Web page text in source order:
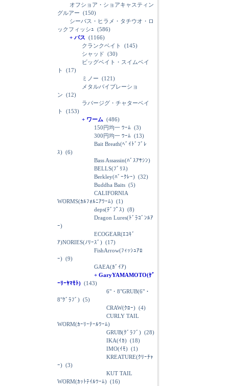
オフショア・ショアキャスティン
グルアー (150)
シーバス・ヒラメ・タチウオ・ロ
ックフィッシｭ (586)
+ バス (1166)
クランクベイト
(145)
シャッド (30)
ビッグベイト・スイムベイ
ト
(17)
ミノー (121)
メタルバイブレーショ
ン (12)
ラバージグ・チャターベイ
ト
(153)
+ ワーム (486)
150円均一 ﾜｰﾑ (3)
300円均一 ﾜｰﾑ (13)
Bait Breath(ﾍﾞｲﾄﾞﾌﾞﾚ
ｽ) (6)
Bass Assassin(ﾊﾞｽｱｻｼﾝ)
BELLS(ﾌﾞﾘｽ)
Berkley(ﾊﾞｰｸﾚｰ) (32)
Buddha Baits (5)
CALIFORNIA
WORMS(ｶﾙﾌｫﾙﾆｱﾜｰﾑ) (1)
deps(ﾃﾞﾌﾟｽ) (8)
Dragon Lures(ﾄﾞﾗｺﾞﾝﾙｱ
ｰ)
ECOGEAR(ｴｺｷﾞ
ｱ)NORIES(ﾉﾘｰｽﾞ) (17)
FishArrow(ﾌｨｯｼｭｱﾛ
ｰ) (9)
GAEA(ｶﾞｲｱ)
+ GaryYAMAMOTO(ｹﾞ
ｰﾘｰﾔﾏﾓﾄ) (143)
6"・8"GRUB(6"・
8"ｸﾞﾗﾌﾞ) (5)
CRAW(ｸﾛｰ) (4)
CURLY TAIL
WORM(ｶｰﾘｰﾃｰﾙﾜｰﾑ)
GRUB(ｸﾞﾗﾌﾞ) (28)
IKA(ｲｶ) (18)
IMO(ｲﾓ) (1)
KREATURE(ｸﾘｰﾁｬ
ｰ) (3)
KUT TAIL
WORM(ｶｯﾄﾃｲﾙﾜｰﾑ) (16)